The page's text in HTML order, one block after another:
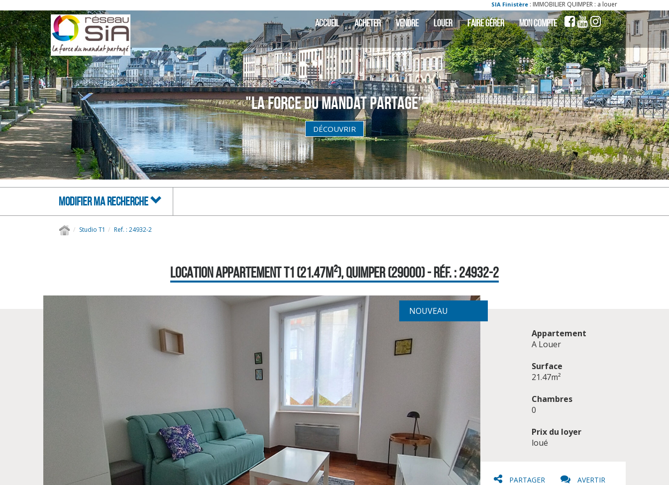
: IMMOBILIER QUIMPER : a louer - locati appartement quimper 29000 1
ACCUEIL ACHETER VENDRE LOUER FAIRE GÉRER MON COMPTE
"La Force du Mandat partagé"
DÉCOUVRIR
MODIFIER MA RECHERCHE
Studio T1 Ref. : 24932-2
LOCATION APPARTEMENT T1 (21.47M²), QUIMPER (29000) - RÉF. : 24932-2
NOUVEAU
Appartement
A Louer
Surface
21.47m²
Chambres
0
Prix du loyer
loué
PARTAGER AVERTIR